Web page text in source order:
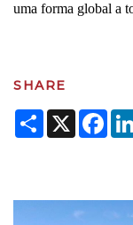
uma forma global a
SHARE
Share
X